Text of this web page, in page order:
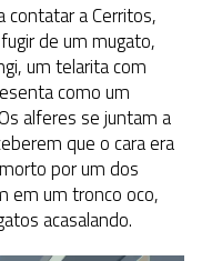
contatar a Cerritos,
de um mugato,
um telarita com
como um
alferes se juntam a
que o cara era
por um dos
em um tronco oco,
acasalando.